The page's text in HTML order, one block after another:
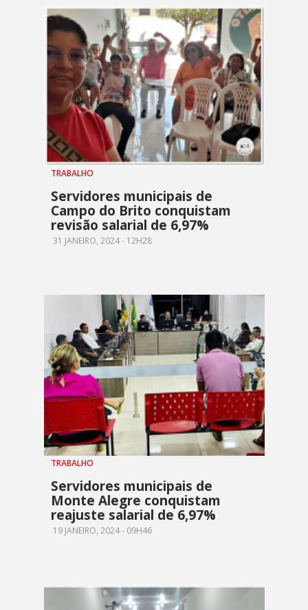
TRABALHO
Servidores municipais de
Campo do Brito conquistam
revisão salarial de 6,97%
31 JANEIRO, 2024 - 12H28
TRABALHO
Servidores municipais de
Monte Alegre conquistam
reajuste salarial de 6,97%
19 JANEIRO, 2024 - 09H46